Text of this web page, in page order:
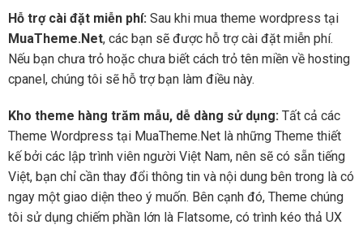
Hỗ trợ cài đặt miễn phí: Sau khi mua theme wordpress tại
MuaTheme.Net, các bạn sẽ được hỗ trợ cài đặt miễn phí.
Nếu bạn chưa trỏ hoặc chưa biết cách trỏ tên miền về hosting
cpanel, chúng tôi sẽ hỗ trợ bạn làm điều này.
Kho theme hàng trăm mẫu, dễ dàng sử dụng: Tất cả các
Theme Wordpress tại MuaTheme.Net là những Theme thiết
kế bởi các lập trình viên người Việt Nam, nên sẽ có sẵn tiếng
Việt, bạn chỉ cần thay đổi thông tin và nội dung bên trong là có
ngay một giao diện theo ý muốn. Bên cạnh đó, Theme chúng
tôi sử dụng chiếm phần lớn là Flatsome, có trình kéo thả UX